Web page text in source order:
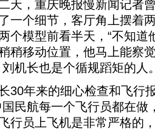
，重庆晚报慢新闻记者
一个细节，客厅角上摆着
个模型前看半天，“不知道
稍移动位置，他马上能察
刘机长也是个循规蹈矩的人
年来的细心检查和飞行
民航每一个飞行员都在做
行员上飞机是非常严格的